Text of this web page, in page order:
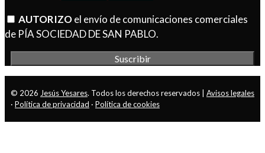
AUTORIZOel envío de comunicaciones comerciales
de PÍA SOCIEDAD DE SAN PABLO.
© 2026 Jesús Yesares. Todos los derechos reservados | Avisos legales
· Política de privacidad · Política de cookies